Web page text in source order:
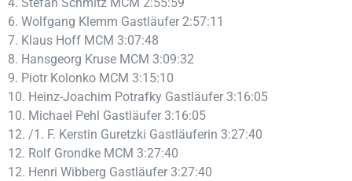
6. Wolfgang Klemm Gastläufer 2:57:11
7. Klaus Hoff MCM 3:07:48
8. Hansgeorg Kruse MCM 3:09:32
9. Piotr Kolonko MCM 3:15:10
10. Heinz-Joachim Potrafky Gastläufer 3:16:05
10. Michael Pehl Gastläufer 3:16:05
12. /1. F. Kerstin Guretzki Gastläuferin 3:27:40
12. Rolf Grondke MCM 3:27:40
12. Henri Wibberg Gastläufer 3:27:40